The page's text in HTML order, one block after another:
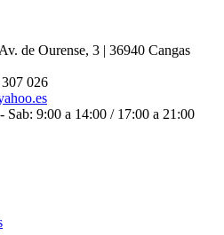
Av. de Ourense, 3 | 36940 Cangas
026
Sab: 9:00 a 14:00 / 17:00 a 21:00